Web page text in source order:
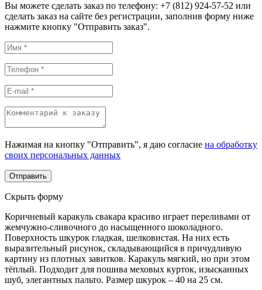
Вы можете сделать заказ по телефону: +7 (812) 924-57-52 или
сделать заказ на сайте без регистрации, заполнив форму ниже
нажмите кнопку "Отправить заказ".
Нажимая на кнопку "Отправить", я даю согласие на обработку
своих персональных данных
Скрыть форму
Коричневый каракуль свакара красиво играет переливами от
жемчужно-сливочного до насыщенного шоколадного.
Поверхность шкурок гладкая, шелковистая. На них есть
выразительный рисунок, складывающийся в причудливую
картину из плотных завитков. Каракуль мягкий, но при этом
тёплый. Подходит для пошива меховых курток, изысканных
шуб, элегантных пальто. Размер шкурок – 40 на 25 см.